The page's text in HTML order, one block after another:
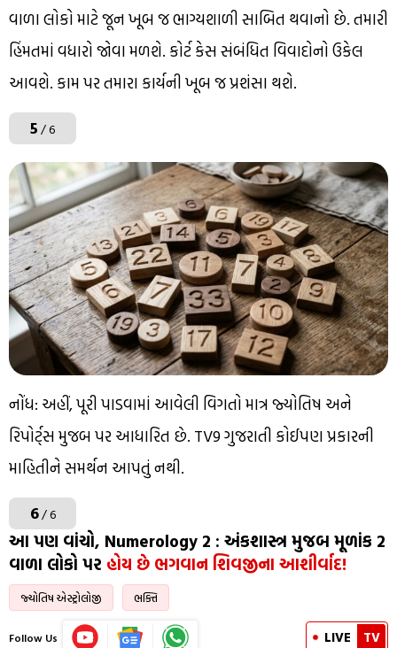
વાળા લોકો માટે જૂન ખૂબ જ ભાગ્યશાળી સાબિત થવાનો છે. તમારી
હિંમતમાં વધારો જોવા મળશે. કોર્ટ કેસ સંબંધિત વિવાદોનો ઉકેલ
આવશે. કામ પર તમારા કાર્યની ખૂબ જ પ્રશંસા થશે.
5/ 6
નોંધ: અહીં, પૂરી પાડવામાં આવેલી વિગતો માત્ર જ્યોતિષ અને
રિપોર્ટ્સ મુજબ પર આધારિત છે. TV9 ગુજરાતી કોઈપણ પ્રકારની
માહિતીને સમર્થન આપતું નથી.
6/ 6
આ પણ વાંચો, Numerology 2 : અંકશાસ્ત્ર મુજબ મૂળાંક 2
વાળા લોકો પર હોય છે ભગવાન શિવજીના આશીર્વાદ!
જ્યોતિષ એસ્ટ્રોલોજી ભક્તિ
Follow Us LIVE TV